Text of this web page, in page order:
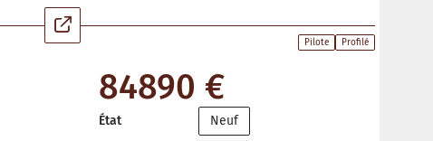
Pilote Profilé
84890 €
État Neuf